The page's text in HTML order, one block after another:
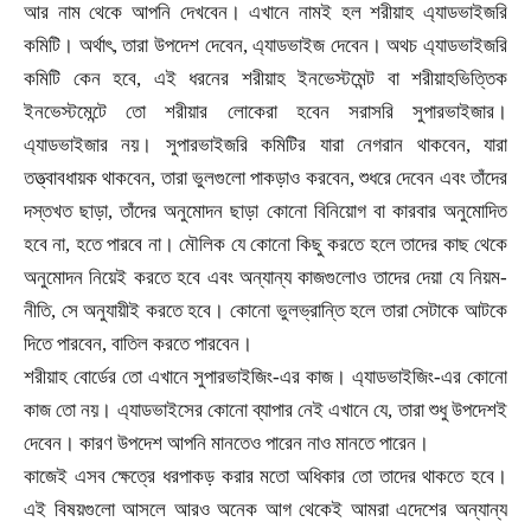
আর নাম থেকে আপনি দেখবেন। এখানে নামই হল শরীয়াহ এ্যাডভাইজরি
কমিটি। অর্থাৎ,তারা উপদেশ দেবেন,এ্যাডভাইজ দেবেন। অথচ এ্যাডভাইজরি
কমিটি কেন হবে, এই ধরনের শরীয়াহ ইনভেস্টমেন্ট বা শরীয়াহভিত্তিক
ইনভেস্টমেন্টে তো শরীয়ার লোকেরা হবেন সরাসরি সুপারভাইজার।
এ্যাডভাইজার নয়। সুপারভাইজরি কমিটির যারা নেগরান থাকবেন,যারা
তত্ত্বাবধায়ক থাকবেন,তারা ভুলগুলো পাকড়াও করবেন,শুধরে দেবেন এবং তাঁদের
দস্তখত ছাড়া,তাঁদের অনুমোদন ছাড়া কোনো বিনিয়োগ বা কারবার অনুমোদিত
হবে না, হতে পারবে না। মৌলিক যে কোনো কিছু করতে হলে তাদের কাছ থেকে
অনুমোদন নিয়েই করতে হবে এবং অন্যান্য কাজগুলোও তাদের দেয়া যে নিয়ম-
নীতি, সে অনুযায়ীই করতে হবে। কোনো ভুলভ্রান্তি হলে তারা সেটাকে আটকে
দিতে পারবেন, বাতিল করতে পারবেন।
শরীয়াহ বোর্ডের তো এখানে সুপারভাইজিং-এর কাজ। এ্যাডভাইজিং-এর কোনো
কাজ তো নয়। এ্যাডভাইসের কোনো ব্যাপার নেই এখানে যে,তারা শুধু উপদেশই
দেবেন। কারণ উপদেশ আপনি মানতেও পারেন নাও মানতে পারেন।
কাজেই এসব ক্ষেত্রে ধরপাকড় করার মতো অধিকার তো তাদের থাকতে হবে।
এই বিষয়গুলো আসলে আরও অনেক আগ থেকেই আমরা এদেশের অন্যান্য